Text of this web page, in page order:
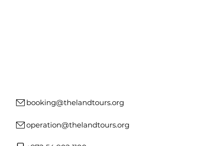
booking@thelandtours.org
operation@thelandtours.org